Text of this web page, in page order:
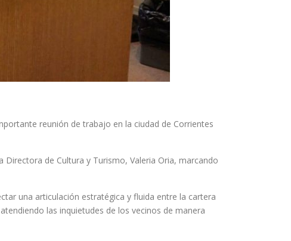
reunión de trabajo en la ciudad de Corrientes
de Cultura y Turismo, Valeria Oria, marcando
una articulación estratégica y fluida entre la cartera
las inquietudes de los vecinos de manera